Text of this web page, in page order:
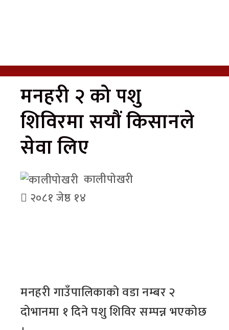
मनहरी २ को पशु
शिविरमा सयौं किसानले
सेवा लिए
कालीपोखरी
२०८१ जेष्ठ १४
मनहरी गाउँपालिकाको वडा नम्बर २
दोभानमा १ दिने पशु शिविर सम्पन्न भएकोछ